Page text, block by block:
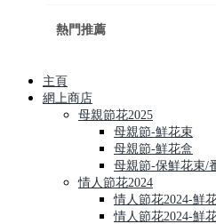
熱門推薦
主頁
網上商店
母親節花2025
母親節-鮮花束
母親節-鮮花盒
母親節-保鮮花束/
情人節花2024
情人節花2024-鮮
情人節花2024-鮮